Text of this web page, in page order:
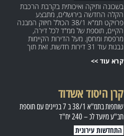
בשכונה ותיקה ואיכותית בקרבת הרכבת
הקלה החדשה בירושלים, מתבצע
פרויקט תמ"א 38/1 הכולל חיזוק המבנה
הקיים, תוספת של ממ"ד לכל דירה,
מרפסת ומחסן. מעל הדירות הקיימות
נבנות עוד 31 דירות חדשות. זאת תוך
הנורמטיביים בבניין בזמן העבודות.
נעשה סקר חברתי מקיף בכדי להבין את
כל הצרכים של כל דייר ודייר בבניין בכדי
לתת מענה לכולם על פי הצורך האישי.
קרא עוד >>
קרן היסוד אשדוד
שותפות בתמ"א 38/1 ב 7 בניינים עם תוספת
תב"ע מיועד לכ – 240 יח"ד
התחדשות עירונית